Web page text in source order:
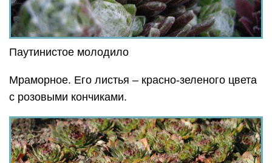
Паутинистое молодило
Мраморное. Его листья – красно-зеленого цвета
с розовыми кончиками.